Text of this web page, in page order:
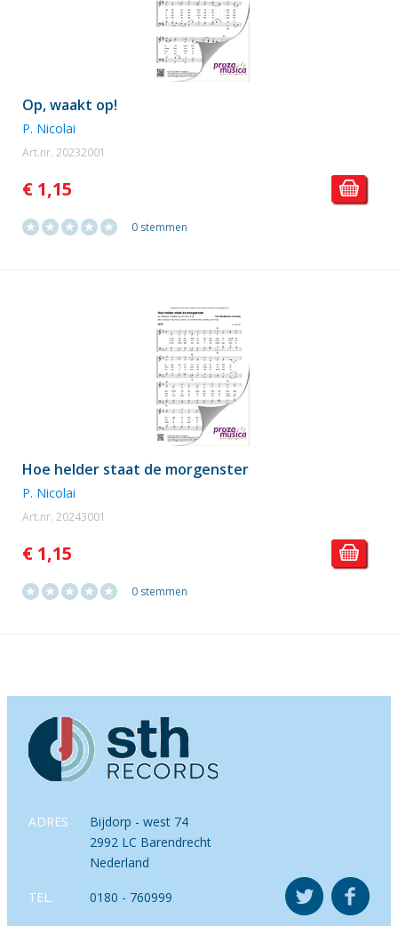
Op, waakt op!
P. Nicolai
Art.nr. 20232001
€ 1,15
0 stemmen
Hoe helder staat de morgenster
P. Nicolai
Art.nr. 20243001
€ 1,15
0 stemmen
ADRES
Bijdorp - west 74
2992 LC Barendrecht
Nederland
TEL. 0180 - 760999